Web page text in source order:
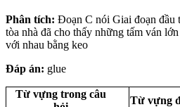
Phân tích: Đoạn C nói Giai đoạn đầu
tòa nhà đã cho thấy những tấm ván
với nhau bằng keo
Đáp án: glue
Từ vựng trong câu
Từ vựng